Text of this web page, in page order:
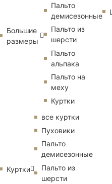
Большие
размеры
Пальто
демисезонные
Пальто из
шерсти
Пальто
альпака
Пальто на
меху
Куртки
Куртки
все куртки
Пуховики
Пальто
демисезонные
Пальто из
шерсти